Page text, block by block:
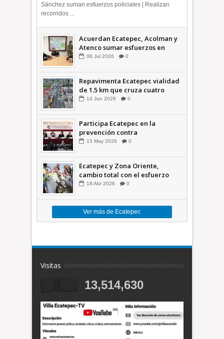
Sánchez suman esfuerzos policiales | Realizan
recorridos ...
Acuerdan Ecatepec, Acolman y
Atenco sumar esfuerzos en
seguridad
08 Jul 2026 0
Repavimenta Ecatepec vialidad
de 1.5 km que cruza cuatro
comunidades +Video
14 Jun 2026 0
Participa Ecatepec en la
prevención contra
inundaciones en el Valle de
15 May 2026 0
Ecatepec y Zona Oriente,
cambio total con el esfuerzo
conjunto: Azucena; retiran 21
18 Abr 2026 0
Ver más de Ecatepec
Visitas
13,514,630